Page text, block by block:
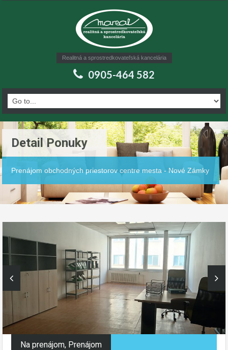
Realitná a sprostredkovateľská kancelária
0905-464 582
Detail Ponuky
Prenájom obchodných priestorov centre mesta - Nové Zámky
Na prenájom, Prenájom